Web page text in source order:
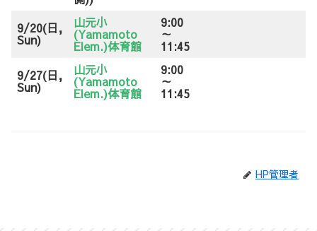
9/20(日,
Sun)
山元小
(Yamamoto
Elem.)体育館
9:00
～
11:45
9/27(日,
Sun)
山元小
(Yamamoto
Elem.)体育館
9:00
～
11:45
HP管理者